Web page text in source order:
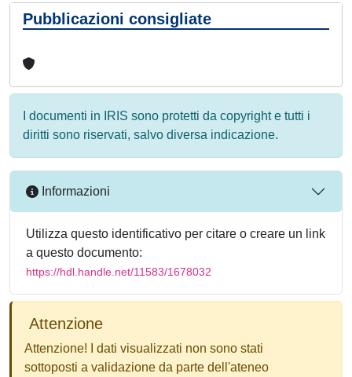
Pubblicazioni consigliate
I documenti in IRIS sono protetti da copyright e tutti i
diritti sono riservati, salvo diversa indicazione.
Informazioni
Utilizza questo identificativo per citare o creare un link
a questo documento:
https://hdl.handle.net/11583/1678032
Attenzione
Attenzione! I dati visualizzati non sono stati
sottoposti a validazione da parte dell'ateneo